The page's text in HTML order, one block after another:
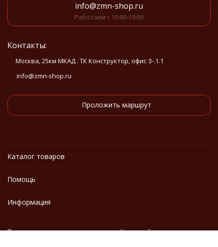
info@zmn-shop.ru
Работаем с 10:00-19:00
Контакты:
Москва, 25км МКАД . ТК Конструктор, офис З-.1.1
info@zmn-shop.ru
Проложить маршрут
Каталог товаров
Помощь
Информация
Политика персональных данных Карта сайта